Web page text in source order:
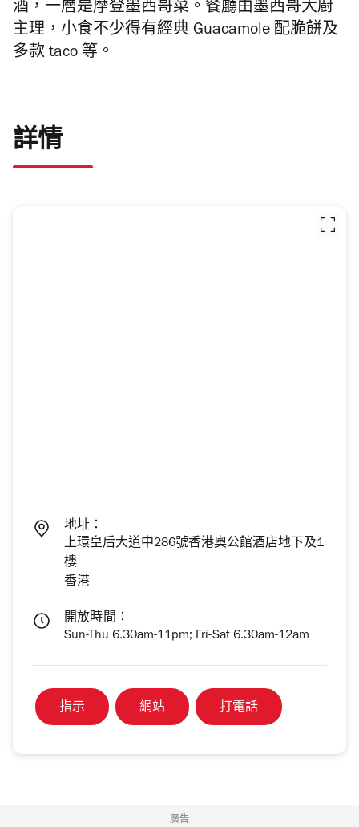
酒，一層是摩登墨西哥菜。餐廳由墨西哥大廚
主理，小食不少得有經典 Guacamole 配脆餅及
多款 taco 等。
詳情
地址：
上環皇后大道中286號香港奧公館酒店地下及1
樓
香港
開放時間：
Sun-Thu 6.30am-11pm; Fri-Sat 6.30am-12am
指示 網站 打電話
廣告